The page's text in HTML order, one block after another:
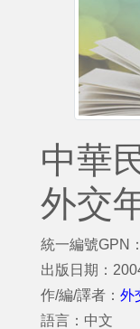
中華
外交
統一編號GPN
出版日期：
作/編/譯者： 外
語言：中文